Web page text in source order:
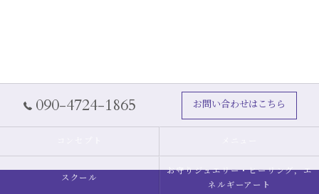
090-4724-1865 お問い合わせはこちら
スクール
お守りジュエリー・ヒーリング，エ
ネルギーアート